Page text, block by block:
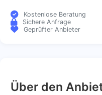
Kostenlose Beratung
Sichere Anfrage
Geprüfter Anbieter
Über den